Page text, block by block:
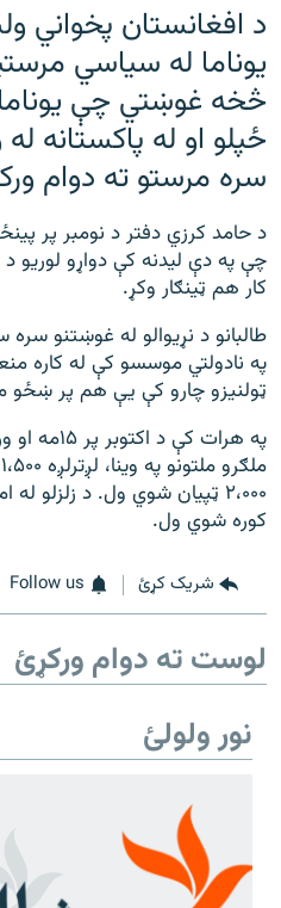
موږ وڅارئ
د ازادې اروپا راډیو ټولې ووبپاڼې
د افغانستان پخواني
یوناما له سیاسي
څخه غوښتي چې
ځپلو او له پاکستانه
سره مرستو ته دوام
د حامد کرزي دفتر د نومبر پر
چې په دې لیدنه کې دواړو لوریو د
کار هم ټینګار وکړ.
طالبانو د نړیوالو له غوښتنو
په نادولتي موسسو کې له کاره
ټولنیزو چارو کې یې هم پر ښځو
په هرات کې
۲،۰۰۰ ټپيان شوي ول. د زلزلو
کوره شوي ول.
شریک کړئ Follow us
لوست ته دوام ورکړئ
نور ولولئ